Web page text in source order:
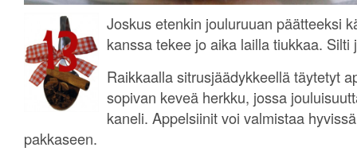
Joskus etenkin jouluruuan päätteeksi
kanssa tekee jo aika lailla tiukkaa.
Raikkaalla sitrusjäädykkeellä täytetyt
sopivan keveä herkku, jossa
kaneli. Appelsiinit voi valmistaa
pakkaseen.